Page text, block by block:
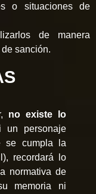
o situaciones de
de manera
sanción.
no existe lo
un personaje
se cumpla la
recordará lo
normativa de
memoria ni